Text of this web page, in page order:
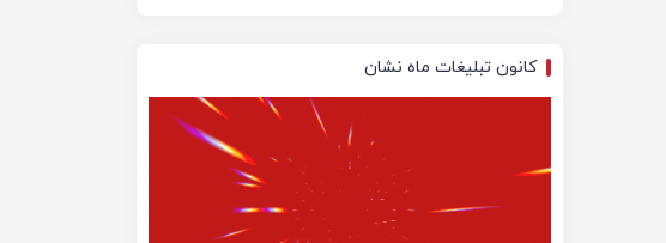
کانون تبلیغات ماه نشان